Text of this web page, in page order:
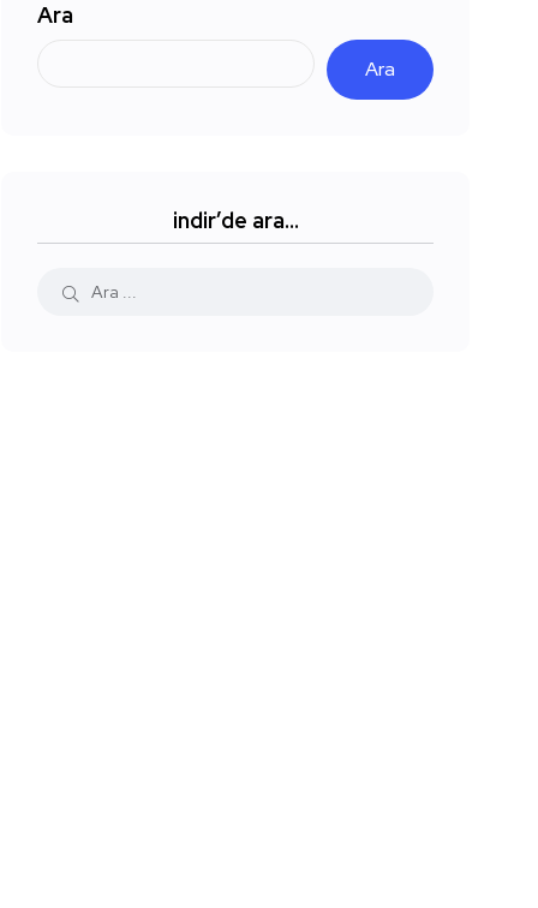
Ara
Ara
indir’de ara…